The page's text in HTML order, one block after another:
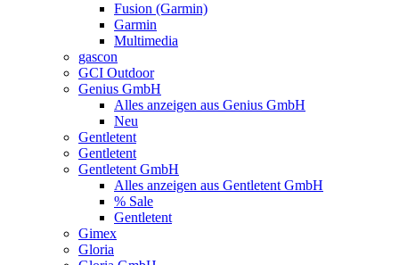
Fusion (Garmin)
Garmin
Multimedia
gascon
GCI Outdoor
Genius GmbH
Alles anzeigen aus Genius GmbH
Neu
Gentletent
Gentletent
Gentletent GmbH
Alles anzeigen aus Gentletent GmbH
% Sale
Gentletent
Gimex
Gloria